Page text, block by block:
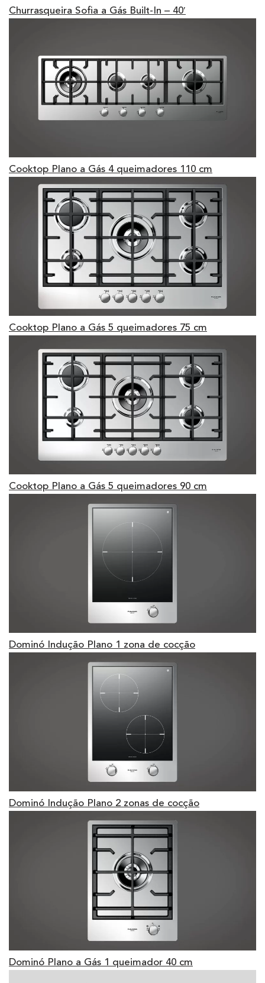
Churrasqueira Sofia a Gás Built-In – 40′
Cooktop Plano a Gás 4 queimadores 110 cm
Cooktop Plano a Gás 5 queimadores 75 cm
Cooktop Plano a Gás 5 queimadores 90 cm
Dominó Indução Plano 1 zona de cocção
Dominó Indução Plano 2 zonas de cocção
Dominó Plano a Gás 1 queimador 40 cm